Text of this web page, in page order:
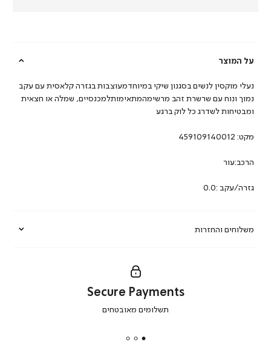
על המוצר
משלוחים והחזרות
נעלי מוקסין לנשים בסגנון שיקי במיוחדמעוצבות בגזרה קלאסית עם עקב
נמוך ונוח עם שרשרת זהב מרשימהמתאימותלמכנסיים, שמלה או חצאית
ומבטיחות לשדרג כל לוק ברגע
מקט: 459109140012
הרכב:עור
גזרה/עקב :0.0
secure
|
Secure Payments
תשלומים מאובטחים